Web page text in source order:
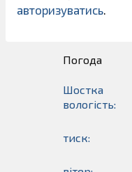
авторизуватись.
Погода
Шостка
вологість:
тиск: